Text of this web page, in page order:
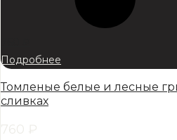
Подробнее
Томленые белые и лесные
сливках
760 ₽